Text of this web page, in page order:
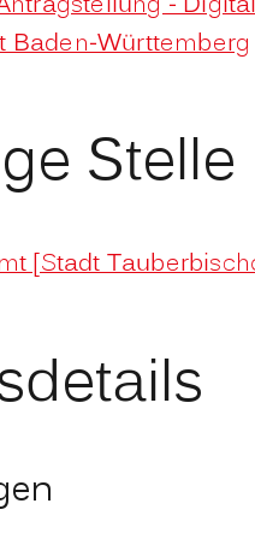
Baden-Württemberg
Stelle
[Stadt